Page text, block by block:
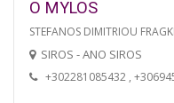
O MYLOS
STEFANOS DIMITRIOU
SIROS - ANO SIROS
+302281085432 ,